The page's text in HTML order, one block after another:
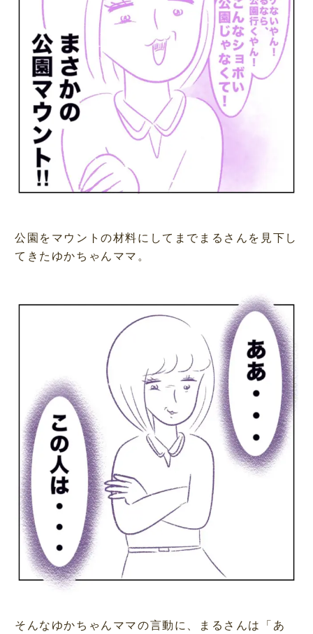
公園をマウントの材料にしてまでまるさんを見下し
てきたゆかちゃんママ。
そんなゆかちゃんママの言動に、まるさんは「あ